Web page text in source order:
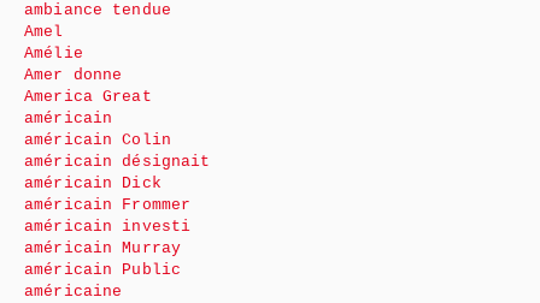
ambiance tendue
Amel
Amélie
Amer donne
America Great
américain
américain Colin
américain désignait
américain Dick
américain Frommer
américain investi
américain Murray
américain Public
américaine